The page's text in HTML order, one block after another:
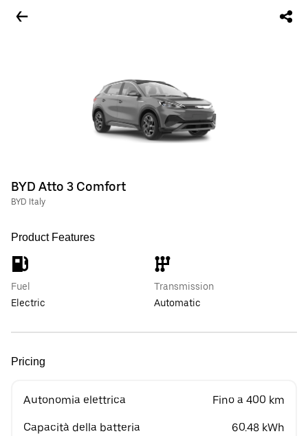
BYD Atto 3 Comfort
BYD Italy
Product Features
Fuel
Electric
Transmission
Automatic
Pricing
Autonomia elettrica Fino a 400 km
Capacità della batteria 60.48 kWh